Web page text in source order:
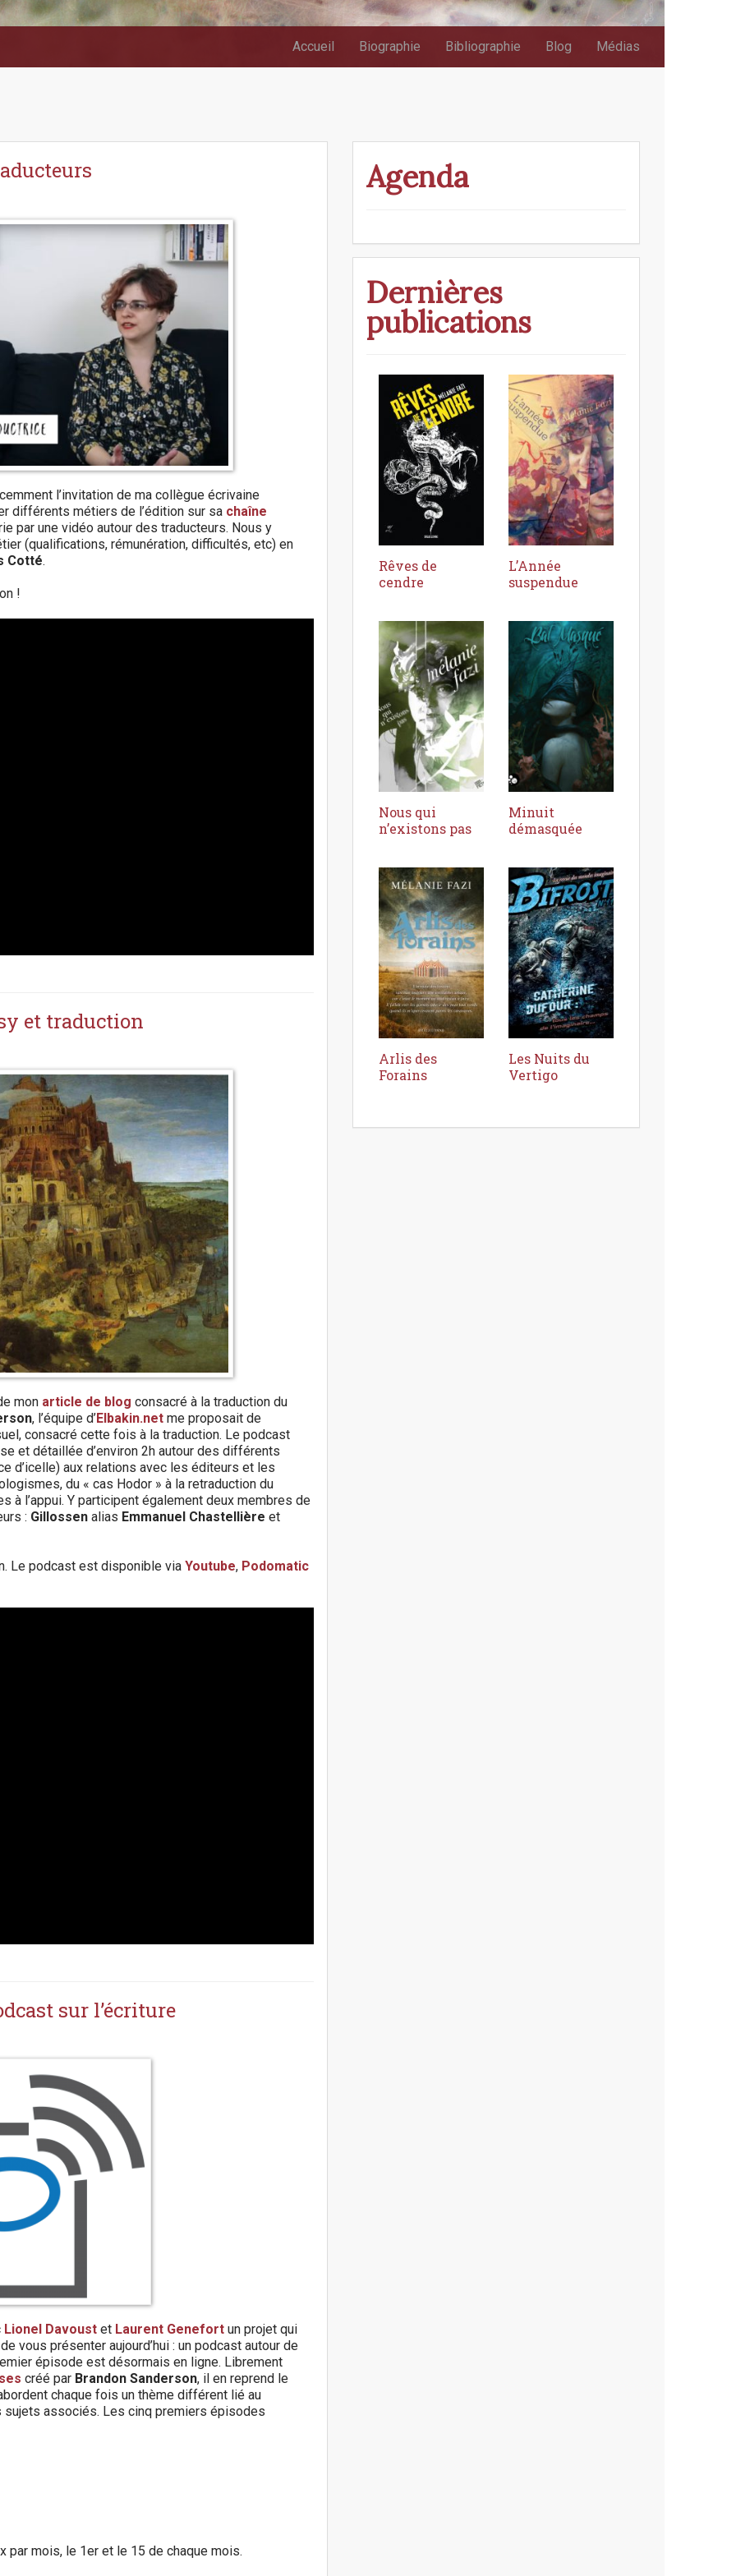
Accueil Biographie Bibliographie Blog Médias
l’invitation de ma collègue écrivaine
différents métiers de l’édition sur sa chaîne
par une vidéo autour des traducteurs. Nous y
(qualifications, rémunération, difficultés, etc) en
Cotté.
!
et traduction
mon article de blog consacré à la traduction du
, l’équipe d’Elbakin.net me proposait de
consacré cette fois à la traduction. Le podcast
et détaillée d’environ 2h autour des différents
d’icelle) aux relations avec les éditeurs et les
du « cas Hodor » à la retraduction du
à l’appui. Y participent également deux membres de
: Gillossen alias Emmanuel Chastellière et
Le podcast est disponible via Youtube, Podomatic
sur l’écriture
Lionel Davoust et Laurent Genefort un projet qui
vous présenter aujourd’hui : un podcast autour de
épisode est désormais en ligne. Librement
créé par Brandon Sanderson, il en reprend le
chaque fois un thème différent lié au
sujets associés. Les cinq premiers épisodes
mois, le 1er et le 15 de chaque mois.
Agenda
Dernières
publications
Rêves de
cendre
L’Année
suspendue
Nous qui
n’existons pas
Minuit
démasquée
Arlis des
Forains
Les Nuits du
Vertigo